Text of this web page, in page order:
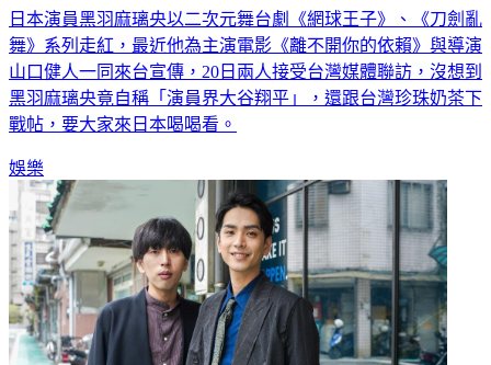
日本演員黑羽麻璃央以二次元舞台劇《網球王子》、《刀劍亂
舞》系列走紅，最近他為主演電影《離不開你的依賴》與導演
山口健人一同來台宣傳，20日兩人接受台灣媒體聯訪，沒想到
黑羽麻璃央竟自稱「演員界大谷翔平」，還跟台灣珍珠奶茶下
戰帖，要大家來日本喝喝看。
娛樂